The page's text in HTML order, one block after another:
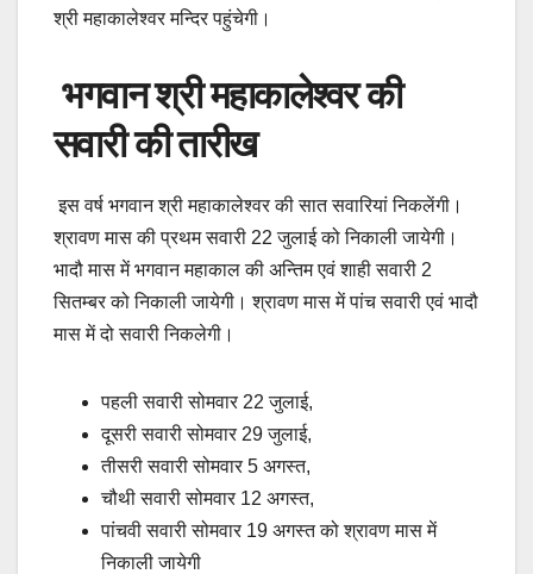
श्री महाकालेश्वर मन्दिर पहुंचेगी।
भगवान श्री महाकालेश्वर की
सवारी की तारीख
इस वर्ष भगवान श्री महाकालेश्वर की सात सवारियां निकलेंगी।
श्रावण मास की प्रथम सवारी 22 जुलाई को निकाली जायेगी।
भादौ मास में भगवान महाकाल की अन्तिम एवं शाही सवारी 2
सितम्बर को निकाली जायेगी। श्रावण मास में पांच सवारी एवं भादौ
मास में दो सवारी निकलेगी।
पहली सवारी सोमवार 22 जुलाई,
दूसरी सवारी सोमवार 29 जुलाई,
तीसरी सवारी सोमवार 5 अगस्त,
चौथी सवारी सोमवार 12 अगस्त,
पांचवी सवारी सोमवार 19 अगस्त को श्रावण मास में
निकाली जायेगी